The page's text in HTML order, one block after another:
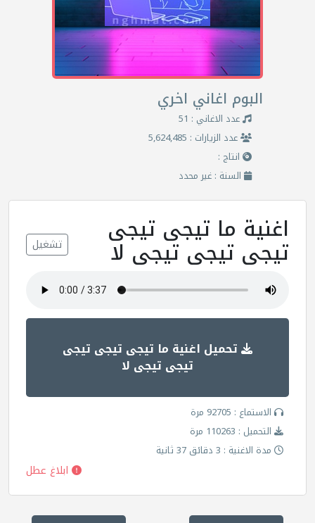
البوم اغاني اخري
عدد الاغاني : 51
عدد الزيارات : 5,624,485
انتاج :
السنة : غير محدد
اغنية ما تيجى تيجى
تيجى تيجى تيجى لا تشغيل
تحميل اغنية ما تيجى تيجى تيجى
تيجى تيجى لا
الاستماع : 92705 مرة
التحميل : 110263 مرة
مدة الاغنية : 3 دقائق 37 ثانية
ابلاغ عطل